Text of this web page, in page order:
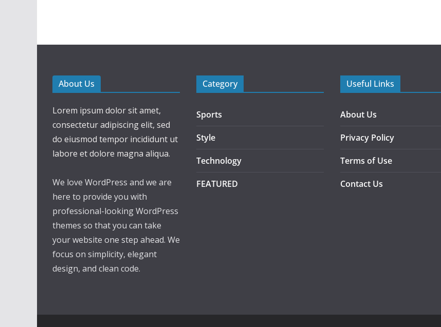
About Us
Lorem ipsum dolor sit amet,
consectetur adipiscing elit, sed
do eiusmod tempor incididunt ut
labore et dolore magna aliqua.
We love WordPress and we are
here to provide you with
professional-looking WordPress
themes so that you can take
your website one step ahead. We
focus on simplicity, elegant
design, and clean code.
Category
Sports
Style
Technology
FEATURED
Useful Links
About Us
Privacy Policy
Terms of Use
Contact Us